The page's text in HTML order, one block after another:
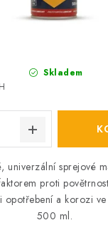
Skladem
univerzální sprejové
proti
opotřebení a korozi
500 ml.